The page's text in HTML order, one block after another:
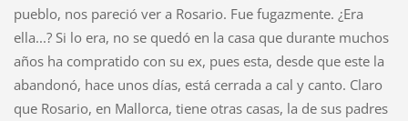
pueblo, nos pareció ver a Rosario. Fue fugazmente. ¿Era
ella...? Si lo era, no se quedó en la casa que durante muchos
años ha compratido con su ex, pues esta, desde que este la
abandonó, hace unos días, está cerrada a cal y canto. Claro
que Rosario, en Mallorca, tiene otras casas, la de sus padres